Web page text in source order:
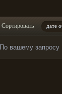
Сортировать дате
По вашему запросу